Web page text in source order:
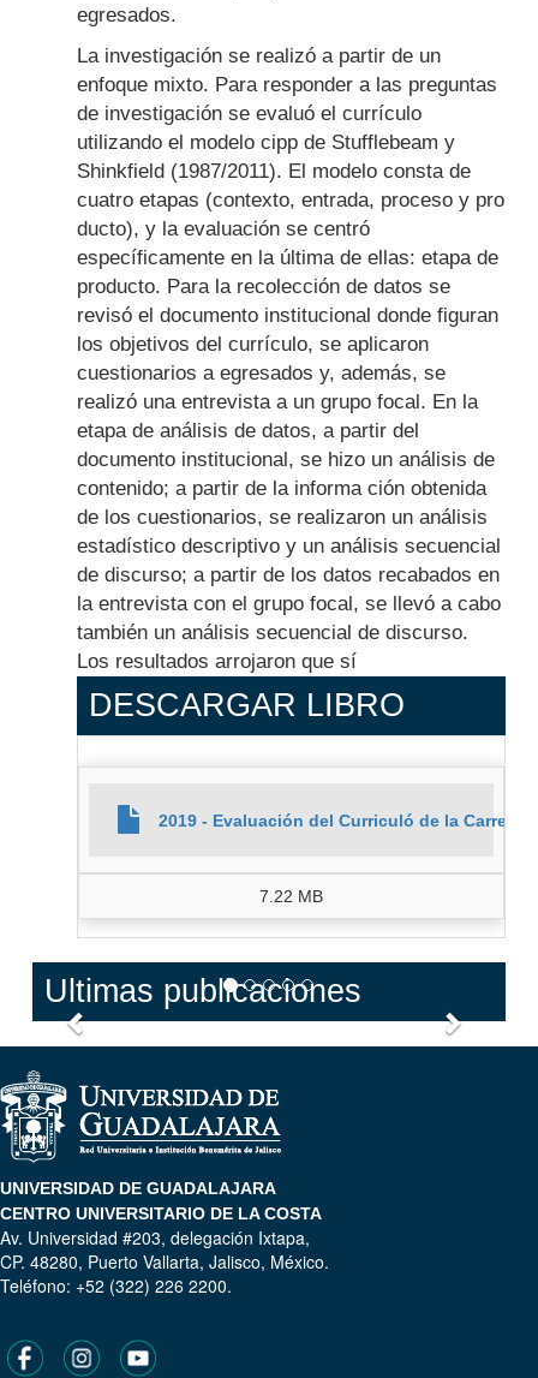
egresados.
La investigación se realizó a partir de un
enfoque mixto. Para responder a las preguntas
de investigación se evaluó el currículo
utilizando el modelo cipp de Stufflebeam y
Shinkfield (1987/2011). El modelo consta de
cuatro etapas (contexto, entrada, proceso y pro
ducto), y la evaluación se centró
específicamente en la última de ellas: etapa de
producto. Para la recolección de datos se
revisó el documento institucional donde figuran
los objetivos del currículo, se aplicaron
cuestionarios a egresados y, además, se
realizó una entrevista a un grupo focal. En la
etapa de análisis de datos, a partir del
documento institucional, se hizo un análisis de
contenido; a partir de la informa ción obtenida
de los cuestionarios, se realizaron un análisis
estadístico descriptivo y un análisis secuencial
de discurso; a partir de los datos recabados en
la entrevista con el grupo focal, se llevó a cabo
también un análisis secuencial de discurso.
Los resultados arrojaron que sí
DESCARGAR LIBRO
2019 - Evaluación del Curriculó de la Carrera
7.22 MB
Ultimas publicaciones
Anterior
UNIVERSIDAD DE GUADALAJARA
CENTRO UNIVERSITARIO DE LA COSTA
Av. Universidad #203, delegación Ixtapa,
CP. 48280, Puerto Vallarta, Jalisco, México.
Teléfono: +52 (322) 226 2200.